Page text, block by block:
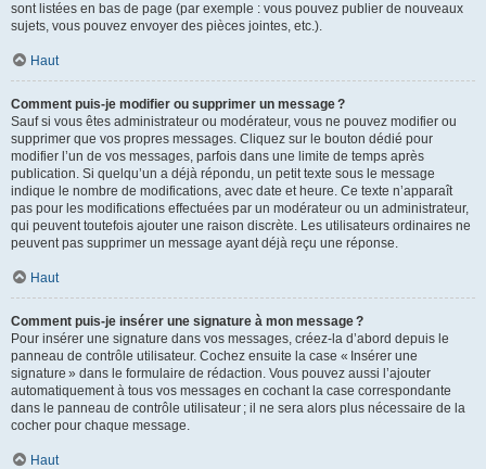
sont listées en bas de page (par exemple : vous pouvez publier de nouveaux
sujets, vous pouvez envoyer des pièces jointes, etc.).
Haut
Comment puis-je modifier ou supprimer un message ?
Sauf si vous êtes administrateur ou modérateur, vous ne pouvez modifier ou
supprimer que vos propres messages. Cliquez sur le bouton dédié pour
modifier l’un de vos messages, parfois dans une limite de temps après
publication. Si quelqu’un a déjà répondu, un petit texte sous le message
indique le nombre de modifications, avec date et heure. Ce texte n’apparaît
pas pour les modifications effectuées par un modérateur ou un administrateur,
qui peuvent toutefois ajouter une raison discrète. Les utilisateurs ordinaires ne
peuvent pas supprimer un message ayant déjà reçu une réponse.
Haut
Comment puis-je insérer une signature à mon message ?
Pour insérer une signature dans vos messages, créez-la d’abord depuis le
panneau de contrôle utilisateur. Cochez ensuite la case « Insérer une
signature » dans le formulaire de rédaction. Vous pouvez aussi l’ajouter
automatiquement à tous vos messages en cochant la case correspondante
dans le panneau de contrôle utilisateur ; il ne sera alors plus nécessaire de la
cocher pour chaque message.
Haut